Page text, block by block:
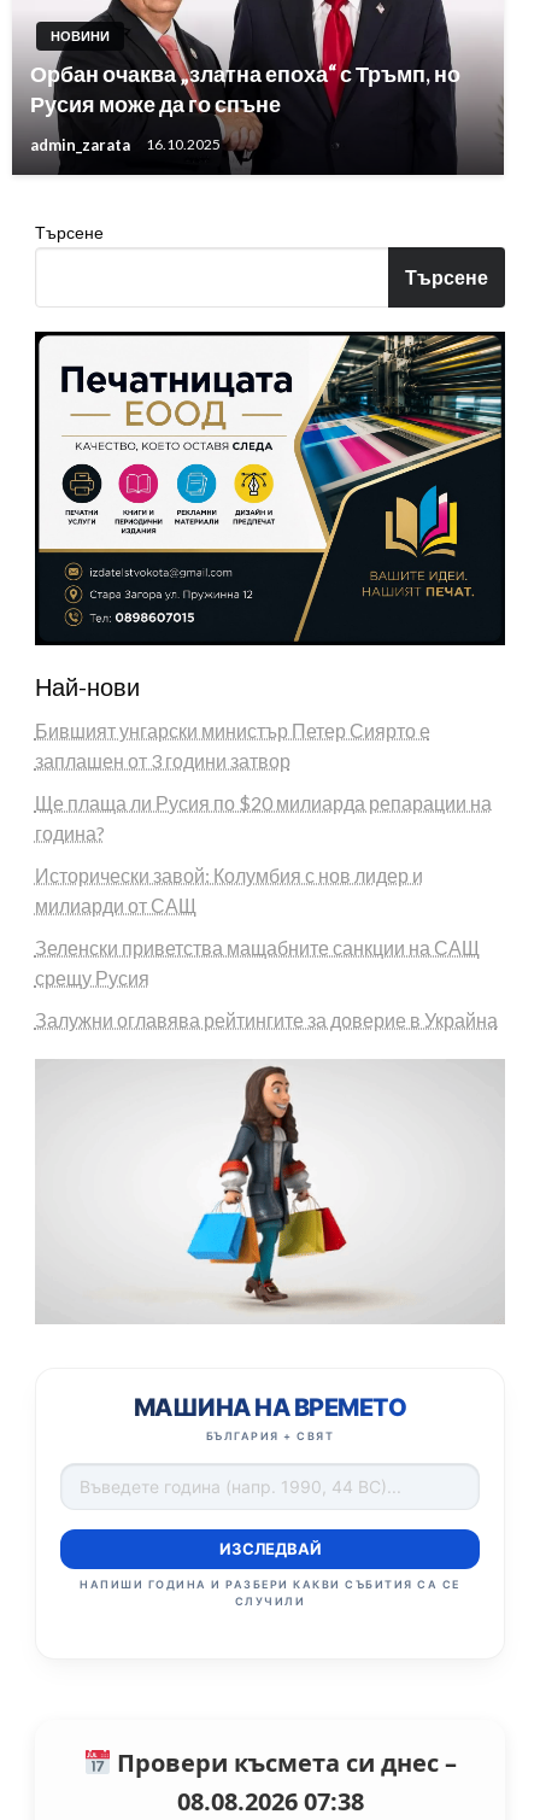
НОВИНИ
Орбан очаква „златна епоха“ с Тръмп, но
Русия може да го спъне
admin_zarata 16.10.2025
Търсене
Търсене
Най-нови
Бившият унгарски министър Петер Сиярто е
заплашен от 3 години затвор
Ще плаща ли Русия по $20 милиарда репарации на
година?
Исторически завой: Колумбия с нов лидер и
милиарди от САЩ
Зеленски приветства мащабните санкции на САЩ
срещу Русия
Залужни оглавява рейтингите за доверие в Украйна
МАШИНА НА ВРЕМЕТО
БЪЛГАРИЯ + СВЯТ
ИЗСЛЕДВАЙ
НАПИШИ ГОДИНА И РАЗБЕРИ КАКВИ СЪБИТИЯ СА СЕ
СЛУЧИЛИ
Провери късмета си днес –
08.08.2026 07:38